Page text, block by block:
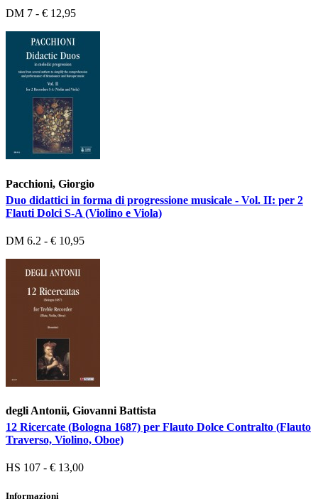
DM 7 - € 12,95
Pacchioni, Giorgio
Duo didattici in forma di progressione musicale - Vol. II: per 2
Flauti Dolci S-A (Violino e Viola)
DM 6.2 - € 10,95
degli Antonii, Giovanni Battista
12 Ricercate (Bologna 1687) per Flauto Dolce Contralto (Flauto
Traverso, Violino, Oboe)
HS 107 - € 13,00
Informazioni